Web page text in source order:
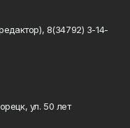
8(34792) 3-14-
ул. 50 лет